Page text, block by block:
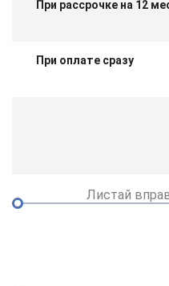
При рассрочке на 12
При оплате сразу
Листай